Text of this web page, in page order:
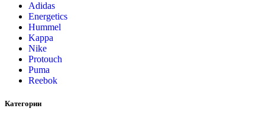
Adidas
Energetics
Hummel
Kappa
Nike
Protouch
Puma
Reebok
Категории